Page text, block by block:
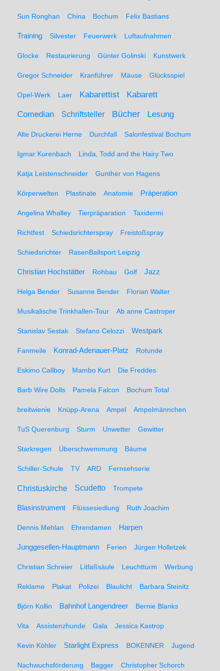
Sun Ronghan China Bochum Felix Bastians
Training Silvester Feuerwerk Luftaufnahmen
Glocke Restaurierung Günter Golinski Kunstwerk
Gregor Schneider Kranführer Mäuse Glücksspiel
Opel-Werk Laer Kabarettist
Kabarett
Comedian
Schriftsteller Bücher Lesung
Alte Druckerei Herne Durchfall Salonfestival Bochum
Igmar Kurenbach Linda, Todd and the Hairy Two
Katja Leistenschneider Gunther von Hagens
Körperwelten Plastinate Anatomie Präperation
Angelina Whalley Tierpräparation Taxidermi
Richtfest Schiedsrichterspray Freistoßspray
Schiedsrichter RasenBallsport Leipzig
Christian Hochstätter Rohbau Golf Jazz
Helga Bender Susanne Bender Florian Walter
Musikalische Trinkhallen-Tour Ab anne Castroper
Stanislav Sestak Stefano Celozzi Westpark
Fanmeile Konrad-Adenauer-Platz Rotunde
Eskimo Callboy Mambo Kurt Die Freddes
Barb Wire Dolls Pamela Falcon Bochum Total
breitwienie Knüpp-Arena Ampel Ampelmännchen
TuS Querenburg Sturm Unwetter Gewitter
Starkregen Überschwemmung Bäume
Schiller-Schule TV ARD Fernsehserie
Christuskirche Scudetto Trompete
Blasinstrument Flüssesiedlung Ruth Joachim
Dennis Mehlan Ehrendamen Harpen
Junggesellen-Hauptmann Ferien Jürgen Holletzek
Christian Schreier Litfaßsäule Leuchtturm Werbung
Reklame Plakat Polizei Blaulicht Barbara Steinitz
Björn Kollin Bahnhof Langendreer Bernie Blanks
Vita Assistenzhunde Gala Jessica Kastrop
Kevin Köhler Starlight Express BOKENNER Jugend
Nachwuchsförderung Bagger Christopher Schorch